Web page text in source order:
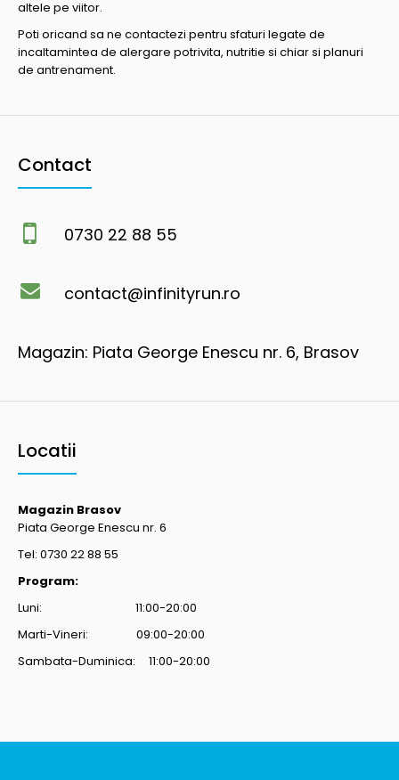
altele pe viitor.
Poti oricand sa ne contactezi pentru sfaturi legate de
incaltamintea de alergare potrivita, nutritie si chiar si planuri
de antrenament.
Contact
0730 22 88 55
contact@infinityrun.ro
Magazin: Piata George Enescu nr. 6, Brasov
Locatii
Magazin Brasov
Piata George Enescu nr. 6
Tel: 0730 22 88 55
Program:
Luni: 11:00-20:00
Marti-Vineri: 09:00-20:00
Sambata-Duminica: 11:00-20:00